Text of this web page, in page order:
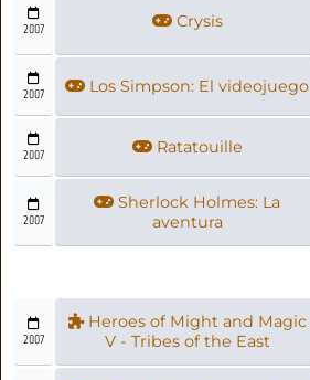
2007 Crysis
2007 Los Simpson: El videojuego
2007 Ratatouille
2007
Sherlock Holmes: La
aventura
2007
Heroes of Might and Magic
V - Tribes of the East